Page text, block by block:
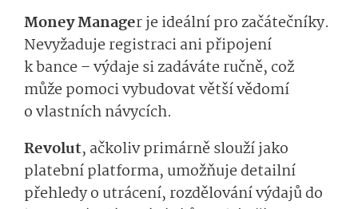
Money Manager je ideální pro začátečníky.
Nevyžaduje registraci ani připojení
k bance – výdaje si zadáváte ručně, což
může pomoci vybudovat větší vědomí
o vlastních návycích.
Revolut, ačkoliv primárně slouží jako
platební platforma, umožňuje detailní
přehledy o utrácení, rozdělování výdajů do